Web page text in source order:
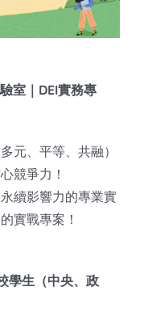
室｜DEI實務專
元、平等、共融）
競爭力！
續影響力的專業實
實戰專案！
學生（中央、政